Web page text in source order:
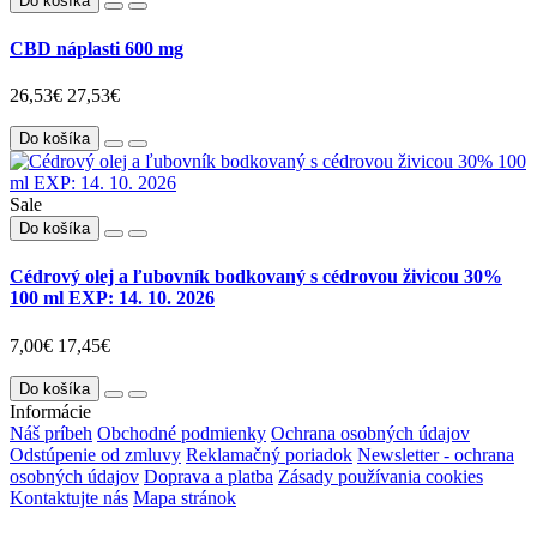
CBD náplasti 600 mg
26,53€ 27,53€
Do košíka
Sale
Do košíka
Cédrový olej a ľubovník bodkovaný s cédrovou živicou 30%
100 ml EXP: 14. 10. 2026
7,00€ 17,45€
Do košíka
Informácie
Náš príbeh Obchodné podmienky Ochrana osobných údajov
Odstúpenie od zmluvy Reklamačný poriadok Newsletter - ochrana
osobných údajov Doprava a platba Zásady používania cookies
Kontaktujte nás Mapa stránok